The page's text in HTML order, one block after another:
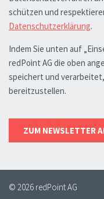
© 2026 redPoint AG